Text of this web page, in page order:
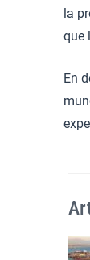
la
que
En